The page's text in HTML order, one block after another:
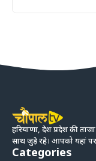
हरियाणा, देश प्रदेश की
साथ जुड़े रहे। आपको यहां
Categories